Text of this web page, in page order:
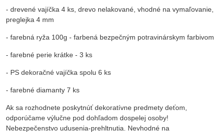
- drevené vajíčka 4 ks, drevo nelakované, vhodné na vymaľovanie,
preglejka 4 mm
- farebná ryža 100g - farbená bezpečným potravinárskym farbivom
- farebné perie krátke - 3 ks
- PS dekoračné vajíčka spolu 6 ks
- farebné diamanty 7 ks
Ak sa rozhodnete poskytnúť dekoratívne predmety deťom,
odporúčame výlučne pod dohľadom dospelej osoby!
Nebezpečenstvo udusenia-prehltnutia. Nevhodné na